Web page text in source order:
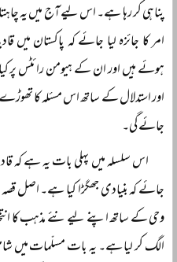
پناہی کر رہا ہے۔ اس لیے آج میں یہ
امر کا جائزہ لیا جائے کہ پاکستان
ہوئے ہیں اور ان کے ہیومن رائٹس
اور استدلال کے ساتھ اس مسئلہ کا
جائے گی۔
اس سلسلہ میں پہلی بات یہ ہے کہ
جائے کہ بنیادی جھگڑا کیا ہے۔ اصل
وحی کے ساتھ اپنے لیے نئے مذہب کا
الگ کر لیا ہے۔ یہ بات مسلّمات میں